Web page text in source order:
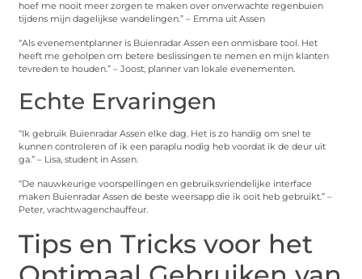
hoef me nooit meer zorgen te maken over onverwachte regenbuien
tijdens mijn dagelijkse wandelingen.” – Emma uit Assen
“Als evenementplanner is Buienradar Assen een onmisbare tool. Het
heeft me geholpen om betere beslissingen te nemen en mijn klanten
tevreden te houden.” – Joost, planner van lokale evenementen.
Echte Ervaringen
“Ik gebruik Buienradar Assen elke dag. Het is zo handig om snel te
kunnen controleren of ik een paraplu nodig heb voordat ik de deur uit
ga.” – Lisa, student in Assen.
“De nauwkeurige voorspellingen en gebruiksvriendelijke interface
maken Buienradar Assen de beste weersapp die ik ooit heb gebruikt.” –
Peter, vrachtwagenchauffeur.
Tips en Tricks voor het